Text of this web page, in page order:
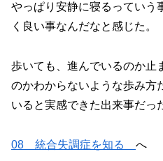
やっぱり安静に寝るっていう
く良い事なんだなと感じた。
歩いても、進んでいるのか止
のかわからないような歩み方
いると実感できた出来事だっ
08 統合失調症を知る へ